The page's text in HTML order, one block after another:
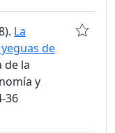
La
de
de la
y
36